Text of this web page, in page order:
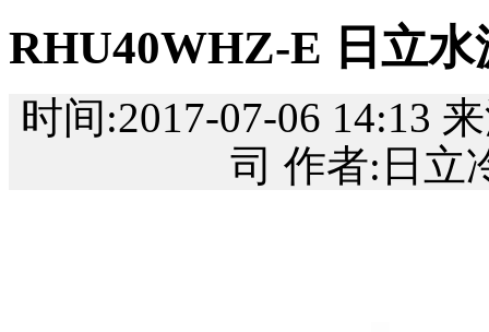
RHU40WHZ-E 日立水
时间:2017-07-06 14:13
司 作者:日立